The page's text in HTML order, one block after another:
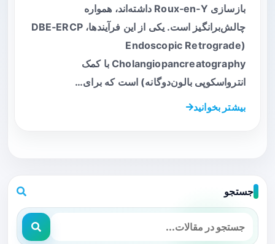
بازسازی Roux‑en‑Y داشته‌اند، همواره
چالش‌برانگیز است. یکی از این فرآیندها، DBE‑ERCP
(Endoscopic Retrograde
Cholangiopancreatography با کمک
انترواسکوپی بالون‌دوگانه) است که برای…
بیشتر بخوانید
جستجو